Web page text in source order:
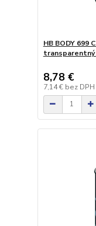
HB BODY 699
transparentný
8,78 €
7,14 € bez DPH